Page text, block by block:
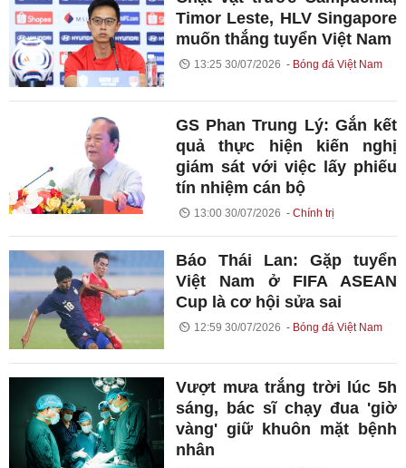
Timor Leste, HLV Singapore
muốn thắng tuyển Việt Nam
13:25 30/07/2026 Bóng đá Việt Nam
GS Phan Trung Lý: Gắn kết
quả thực hiện kiến nghị
giám sát với việc lấy phiếu
tín nhiệm cán bộ
13:00 30/07/2026 Chính trị
Báo Thái Lan: Gặp tuyển
Việt Nam ở FIFA ASEAN
Cup là cơ hội sửa sai
12:59 30/07/2026 Bóng đá Việt Nam
Vượt mưa trắng trời lúc 5h
sáng, bác sĩ chạy đua 'giờ
vàng' giữ khuôn mặt bệnh
nhân